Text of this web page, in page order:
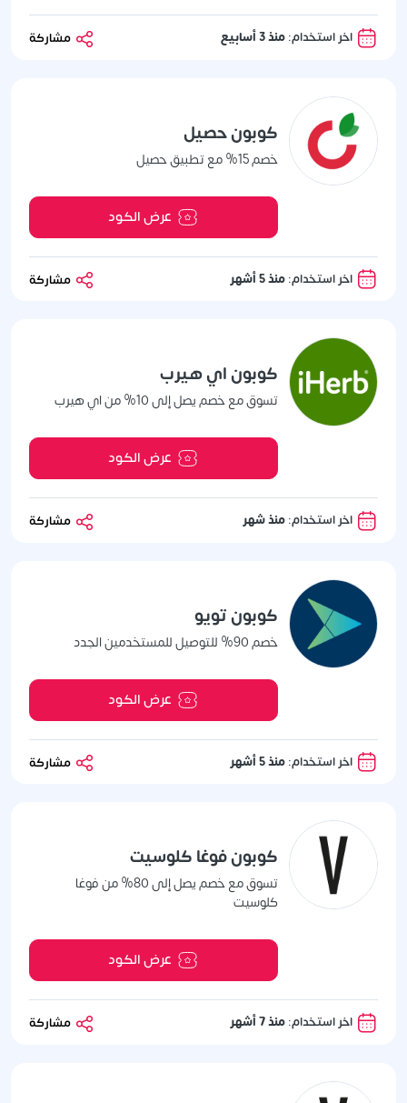
اخر استخدام:منذ 3 أسابيع
كوبون حصيل
خصم 15% مع تطبيق حصيل
عرض الكود
اخر استخدام:منذ 5 أشهر
كوبون اي هيرب
تسوق مع خصم يصل إلى 10% من اي هيرب
عرض الكود
اخر استخدام:منذ شهر
كوبون تويو
خصم 90% للتوصيل للمستخدمين الجدد
عرض الكود
اخر استخدام:منذ 5 أشهر
كوبون فوغا كلوسيت
تسوق مع خصم يصل إلى 80% من فوغا
كلوسيت
عرض الكود
اخر استخدام:منذ 7 أشهر